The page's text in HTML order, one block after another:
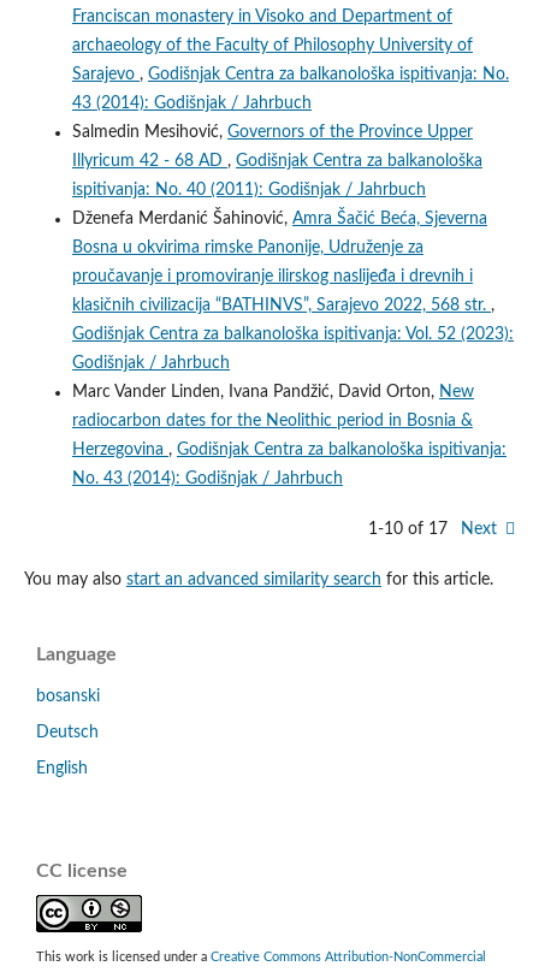
Franciscan monastery in Visoko and Department of
archaeology of the Faculty of Philosophy University of
Sarajevo , Godišnjak Centra za balkanološka ispitivanja: No.
43 (2014): Godišnjak / Jahrbuch
Salmedin Mesihović, Governors of the Province Upper
Illyricum 42 - 68 AD , Godišnjak Centra za balkanološka
ispitivanja: No. 40 (2011): Godišnjak / Jahrbuch
Dženefa Merdanić Šahinović, Amra Šačić Beća, Sjeverna
Bosna u okvirima rimske Panonije, Udruženje za
proučavanje i promoviranje ilirskog naslijeđa i drevnih i
klasičnih civilizacija “BATHINVS”, Sarajevo 2022, 568 str. ,
Godišnjak Centra za balkanološka ispitivanja: Vol. 52 (2023):
Godišnjak / Jahrbuch
Marc Vander Linden, Ivana Pandžić, David Orton, New
radiocarbon dates for the Neolithic period in Bosnia &
Herzegovina , Godišnjak Centra za balkanološka ispitivanja:
No. 43 (2014): Godišnjak / Jahrbuch
1-10 of 17 Next
You may also start an advanced similarity search for this article.
Language
bosanski
Deutsch
English
CC license
This work is licensed under a Creative Commons Attribution-NonCommercial